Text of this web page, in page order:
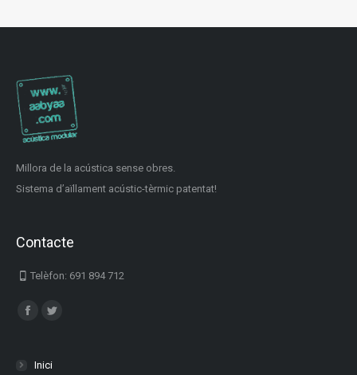
Millora de la acústica sense obres.
Sistema d’aïllament acústic-tèrmic patentat!
Contacte
Telèfon: 691 894 712
Find us on:
Facebook
Twitter
Inici